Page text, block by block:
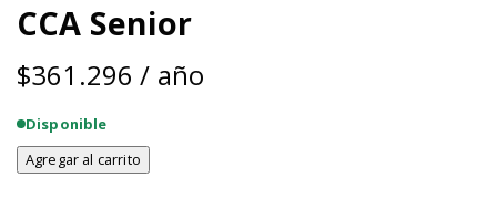
CCA Senior
$361.296 / año
Disponible
Asociación
Agregar al carrito